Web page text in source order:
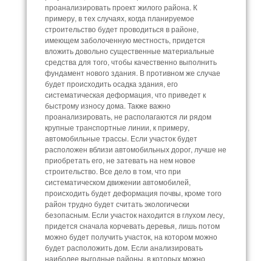
проанализировать проект жилого района. К
примеру, в тех случаях, когда планируемое
строительство будет проводиться в районе,
имеющем заболоченную местность, придется
вложить довольно существенные материальные
средства для того, чтобы качественно выполнить
фундамент нового здания. В противном же случае
будет происходить осадка здания, его
систематическая деформация, что приведет к
быстрому износу дома. Также важно
проанализировать, не располагаются ли рядом
крупные транспортные линии, к примеру,
автомобильные трассы. Если участок будет
расположен вблизи автомобильных дорог, лучше не
приобретать его, не затевать на нем новое
строительство. Все дело в том, что при
систематическом движении автомобилей,
происходить будет деформация почвы, кроме того
район трудно будет считать экологически
безопасным. Если участок находится в глухом лесу,
придется сначала корчевать деревья, лишь потом
можно будет получить участок, на котором можно
будет расположить дом. Если анализировать
наиболее выгодные районы, в которых можно